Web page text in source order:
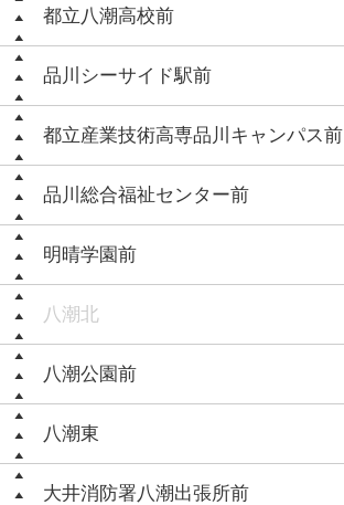
都立八潮高校前
品川シーサイド駅前
都立産業技術高専品川キャンパス前
品川総合福祉センター前
明晴学園前
八潮北
八潮公園前
八潮東
大井消防署八潮出張所前